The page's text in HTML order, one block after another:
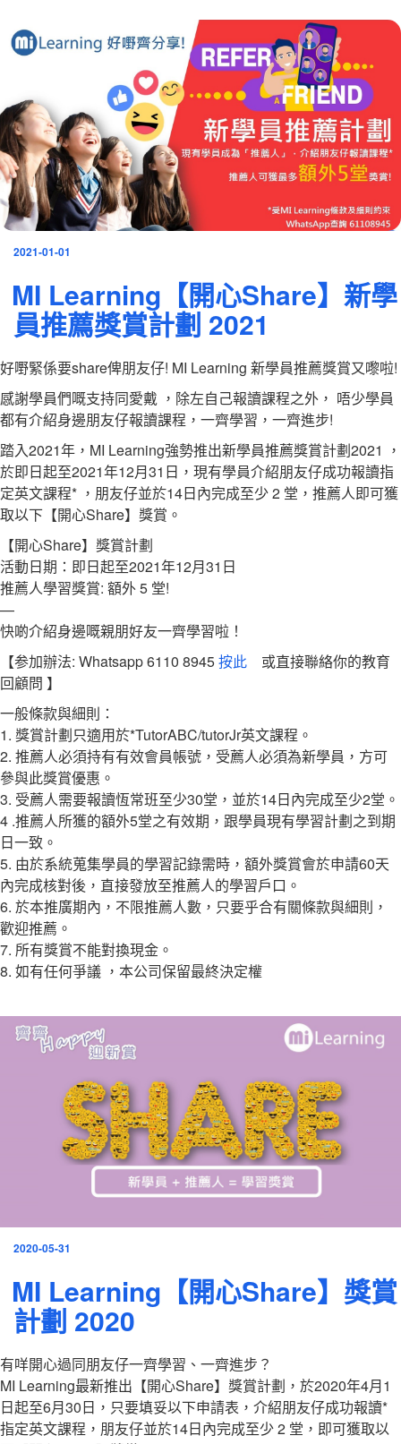
發
於
2021-01-01
MI Learning【開心Share】新學
員推薦獎賞計劃 2021
好嘢緊係要share俾朋友仔! MI Learning 新學員推薦獎賞又嚟啦!
感謝學員們嘅支持同愛戴 ，除左自己報讀課程之外， 唔少學員
都有介紹身邊朋友仔報讀課程，一齊學習，一齊進步!
踏入2021年，MI Learning強勢推出新學員推薦獎賞計劃2021 ，
於即日起至2021年12月31日，現有學員介紹朋友仔成功報讀指
定英文課程* ，朋友仔並於14日內完成至少 2 堂，推薦人即可獲
取以下【開心Share】獎賞。
【開心Share】獎賞計劃
活動日期：即日起至2021年12月31日
推薦人學習獎賞: 額外 5 堂!
—
快啲介紹身邊嘅親朋好友一齊學習啦！
【参加辦法: Whatsapp 6110 8945按此 或直接聯絡你的教育
回顧問 】
一般條款與細則：
1. 獎賞計劃只適用於*TutorABC/tutorJr英文課程。
2. 推薦人必須持有有效會員帳號，受薦人必須為新學員，方可
參與此獎賞優惠。
3. 受薦人需要報讀恆常班至少30堂，並於14日內完成至少2堂。
4 .推薦人所獲的額外5堂之有效期，跟學員現有學習計劃之到期
日一致。
5. 由於系統蒐集學員的學習記錄需時，額外獎賞會於申請60天
內完成核對後，直接發放至推薦人的學習戶口。
6. 於本推廣期內，不限推薦人數，只要乎合有關條款與細則，
歡迎推薦。
7. 所有獎賞不能對換現金。
8. 如有任何爭議 ，本公司保留最終決定權
發
於
2020-05-31
MI Learning【開心Share】獎賞
計劃 2020
有咩開心過同朋友仔一齊學習、一齊進步？
MI Learning最新推出【開心Share】獎賞計劃，於2020年4月1
日起至6月30日，只要填妥以下申請表，介紹朋友仔成功報讀*
指定英文課程，朋友仔並於14日內完成至少 2 堂，即可獲取以